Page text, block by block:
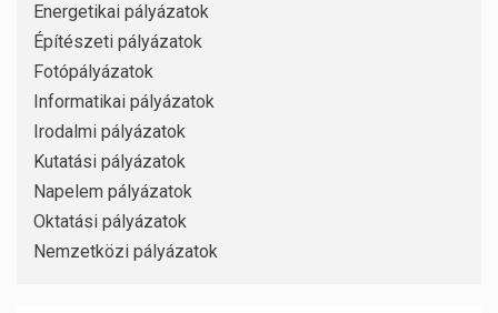
Energetikai pályázatok
Építészeti pályázatok
Fotópályázatok
Informatikai pályázatok
Irodalmi pályázatok
Kutatási pályázatok
Napelem pályázatok
Oktatási pályázatok
Nemzetközi pályázatok